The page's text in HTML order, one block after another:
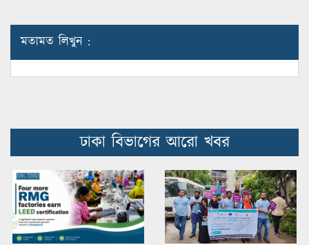
মতামত লিখুন :
ঢাকা বিভাগের আরো খবর